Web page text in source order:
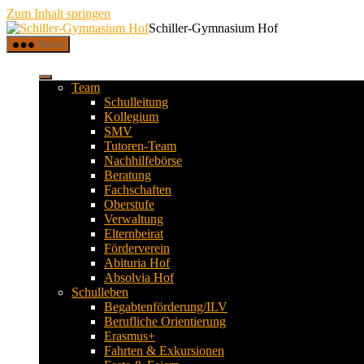
Zum Inhalt springen
Schiller-Gymnasium Hof
Menü
Team
Schulleitung
Kollegium
SMV
Tutoren-Team
Nachhilfebörse
Beratung
Fachschaften
Oberstufe
Verwaltung
Elternbeirat
Förderverein
Abituria Hof
Absolvia Hof
Schulleben
Begabtenförderung/ILV
Berufliche Orientierung
Erasmus+
Fahrten & Exkursionen